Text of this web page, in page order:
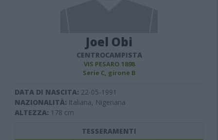
Joel Obi
CENTROCAMPISTA
VIS PESARO 1898
Serie C, girone B
DATA DI NASCITA: 22-05-1991
NAZIONALITÀ: Italiana, Nigeriana
ALTEZZA: 178 cm
TESSERAMENTI